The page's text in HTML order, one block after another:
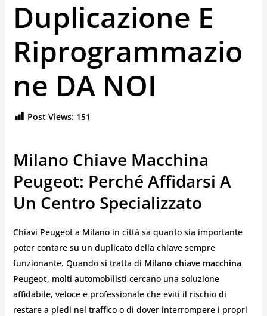
Duplicazione E
Riprogrammazio
Ne DA NOI
Post Views: 151
Milano Chiave Macchina
Peugeot: Perché Affidarsi A
Un Centro Specializzato
Chiavi Peugeot a Milano in città sa quanto sia importante
poter contare su un duplicato della chiave sempre
funzionante. Quando si tratta di Milano chiave macchina
Peugeot, molti automobilisti cercano una soluzione
affidabile, veloce e professionale che eviti il rischio di
restare a piedi nel traffico o di dover interrompere i propri